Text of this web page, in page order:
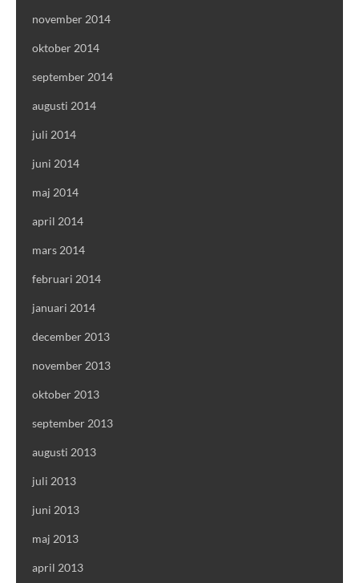
november 2014
oktober 2014
september 2014
augusti 2014
juli 2014
juni 2014
maj 2014
april 2014
mars 2014
februari 2014
januari 2014
december 2013
november 2013
oktober 2013
september 2013
augusti 2013
juli 2013
juni 2013
maj 2013
april 2013